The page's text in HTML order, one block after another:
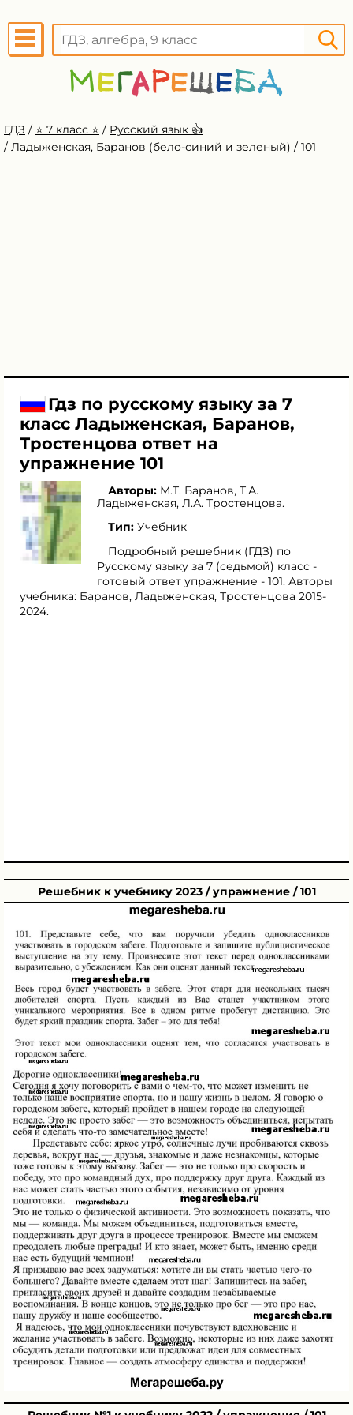
ГДЗ / ⭐️ 7 класс ⭐️ / Русский язык 👍
/ Ладыженская, Баранов (бело-синий и зеленый) / 101
Гдз по русскому языку за 7
класс Ладыженская, Баранов,
Тростенцова ответ на
упражнение 101
Авторы: М.Т. Баранов, Т.А.
Ладыженская, Л.А. Тростенцова.
Тип: Учебник
Подробный решебник (ГДЗ) по
Русскому языку за 7 (седьмой) класс -
готовый ответ упражнение - 101. Авторы
учебника: Баранов, Ладыженская, Тростенцова 2015-
2024.
Решебник к учебнику 2023 / упражнение / 101